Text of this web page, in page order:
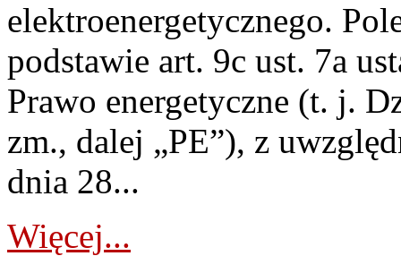
elektroenergetycznego.
podstawie art. 9c ust. 7a
Prawo energetyczne (t. j.
zm., dalej „PE”), z
dnia 28...
Więcej...